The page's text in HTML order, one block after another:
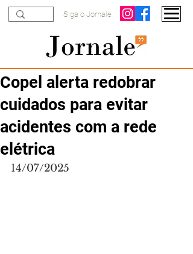
Siga o Jornale
Copel alerta redobrar
cuidados para evitar
acidentes com a rede
elétrica
14/07/2025